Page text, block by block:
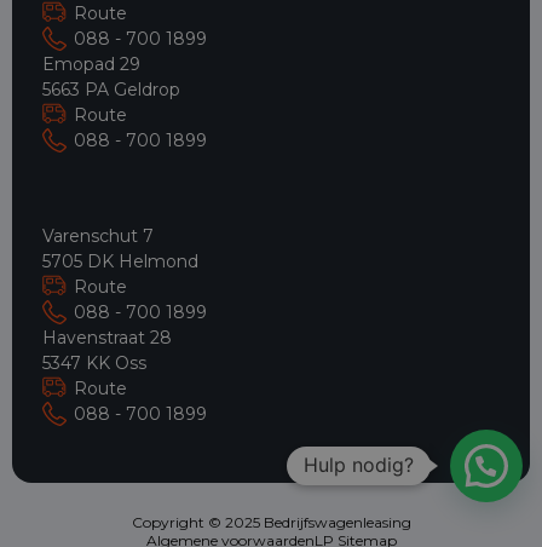
Route
088 - 700 1899
Emopad 29
5663 PA Geldrop
Route
088 - 700 1899
Varenschut 7
5705 DK Helmond
Route
088 - 700 1899
Havenstraat 28
5347 KK Oss
Route
088 - 700 1899
Copyright © 2025 Bedrijfswagenleasing
Algemene voorwaardenLP Sitemap
Hulp nodig?